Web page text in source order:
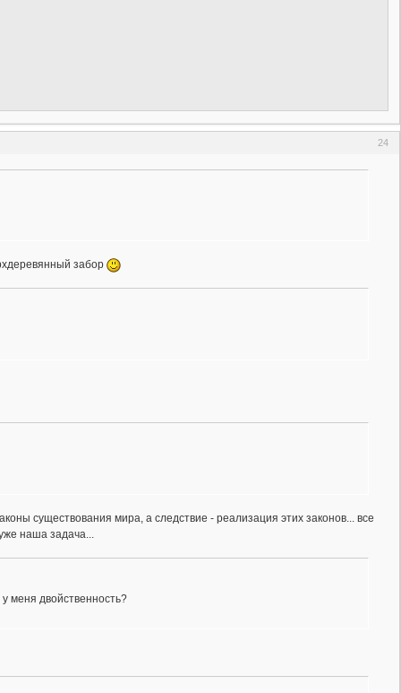
24
забор
существования мира, а следствие - реализация этих законов... все
наша задача...
меня двойственность?